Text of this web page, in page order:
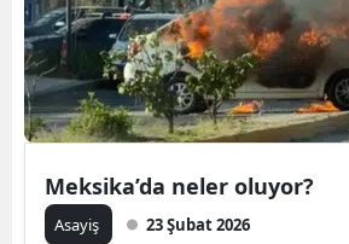
Meksika’da neler oluyor?
Asayiş 23 Şubat 2026